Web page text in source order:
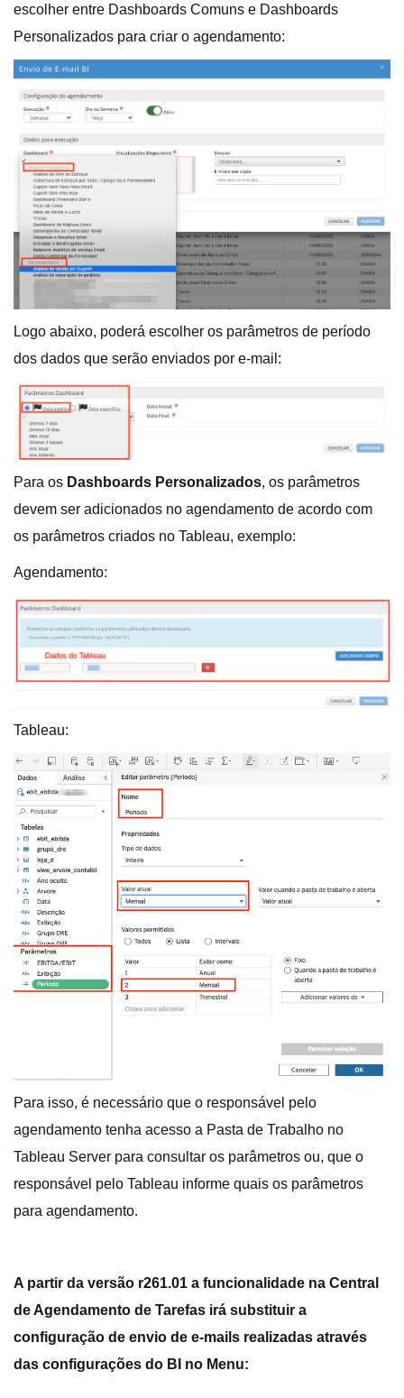
escolher entre Dashboards Comuns e Dashboards
Personalizados para criar o agendamento:
Logo abaixo, poderá escolher os parâmetros de período
dos dados que serão enviados por e-mail:
Para os Dashboards Personalizados, os parâmetros
devem ser adicionados no agendamento de acordo com
os parâmetros criados no Tableau, exemplo:
Agendamento:
Tableau:
Para isso, é necessário que o responsável pelo
agendamento tenha acesso a Pasta de Trabalho no
Tableau Server para consultar os parâmetros ou, que o
responsável pelo Tableau informe quais os parâmetros
para agendamento.
A partir da versão r261.01 a funcionalidade na Central
de Agendamento de Tarefas irá substituir a
configuração de envio de e-mails realizadas através
das configurações do BI no Menu: